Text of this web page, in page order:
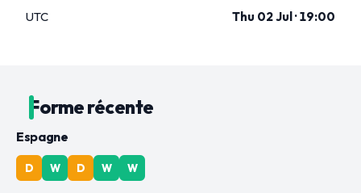
UTC Thu 02 Jul · 19:00
Forme récente
Espagne
D W D W W